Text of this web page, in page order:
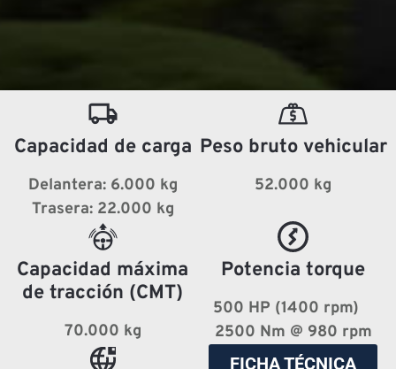
Capacidad de carga
Delantera: 6.000 kg
Trasera: 22.000 kg
Peso bruto vehicular
52.000 kg
Capacidad máxima
de tracción (CMT)
70.000 kg
Potencia torque
500 HP (1400 rpm)
2500 Nm @ 980 rpm
FICHA TÉCNICA